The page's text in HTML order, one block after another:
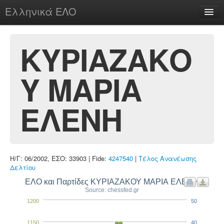
Ελληνικά ΕΛΟ
chesstu.be @ discord
ΚΥΡΙΑΖΑΚΟ
Υ ΜΑΡΙΑ
ΕΛΕΝΗ
Η/Γ: 06/2002, ΕΣΟ: 33903 | Fide: 4247540 | Τέλος Ανανέωσης
Δελτίου
ΕΛΟ και Παρτίδες ΚΥΡΙΑΖΑΚΟΥ ΜΑΡΙΑ ΕΛΕΝΗ
Source: chessfed.gr
1150
1200
40
50